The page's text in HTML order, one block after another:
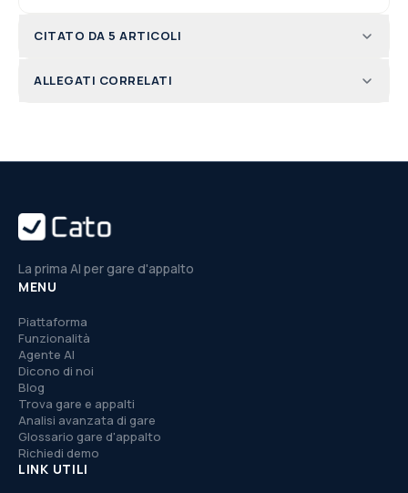
CITATO DA 5 ARTICOLI
ALLEGATI CORRELATI
La prima AI per gare d'appalto
MENU
Piattaforma
Funzionalità
Agente AI
Dicono di noi
Blog
Trova gare e appalti
Analisi avanzata di gare
Glossario gare d'appalto
Richiedi demo
LINK UTILI